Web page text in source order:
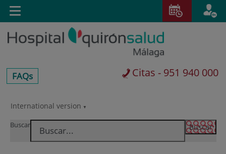
Saltar al contenido
Saltar
contenido
International version
centros-
faq
FAQs Citas - 951 940 000
Buscar
Toggle
navigation